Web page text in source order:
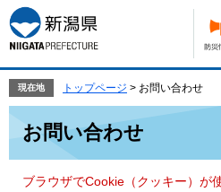
ー
ジ
の
頭
す。
ニ
ュ
ー
飛
て
現在地 トップページ > お問い合わせ
お問い合わせ
ブラウザでCookie（クッキー）が